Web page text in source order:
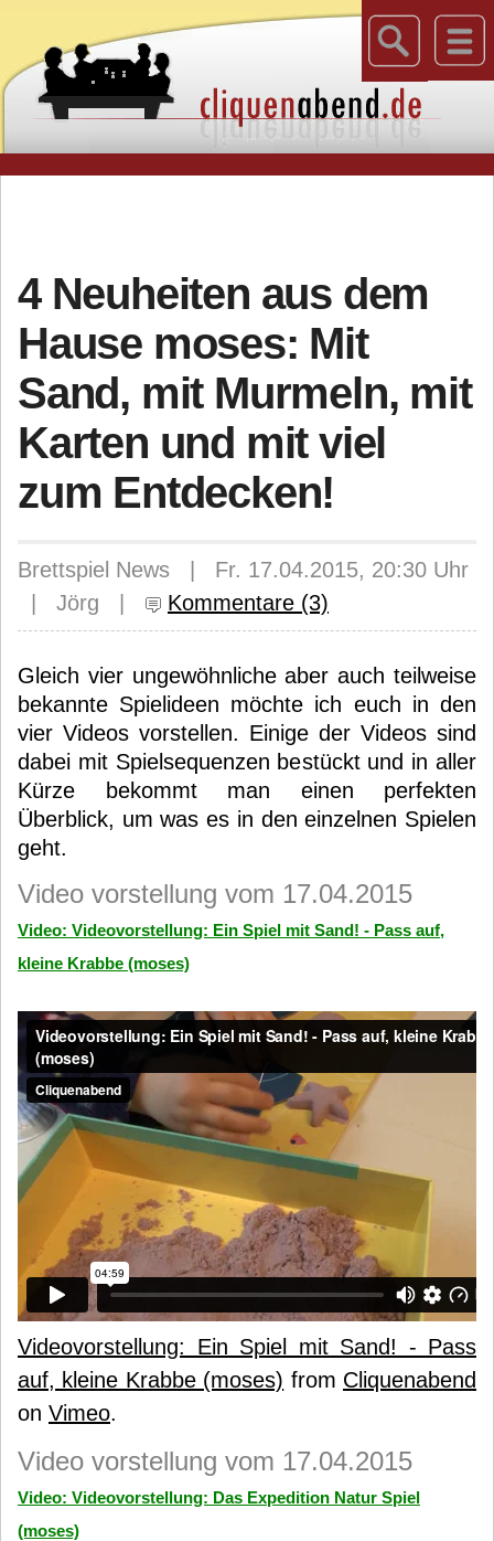
4 Neuheiten aus dem
Hause moses: Mit
Sand, mit Murmeln, mit
Karten und mit viel
zum Entdecken!
Brettspiel News | Fr. 17.04.2015, 20:30 Uhr
| Jörg |
Kommentare (3)
Gleich vier ungewöhnliche aber auch teilweise
bekannte Spielideen möchte ich euch in den
vier Videos vorstellen. Einige der Videos sind
dabei mit Spielsequenzen bestückt und in aller
Kürze bekommt man einen perfekten
Überblick, um was es in den einzelnen Spielen
geht.
Video vorstellung vom 17.04.2015
Video: Videovorstellung: Ein Spiel mit Sand! - Pass auf,
kleine Krabbe (moses)
Videovorstellung: Ein Spiel mit Sand! - Pass
auf, kleine Krabbe (moses) from Cliquenabend
on Vimeo.
Video vorstellung vom 17.04.2015
Video: Videovorstellung: Das Expedition Natur Spiel
(moses)